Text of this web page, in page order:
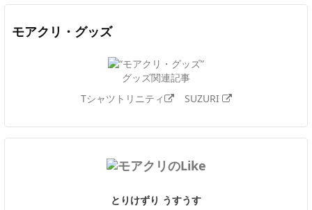
モアクリ・グッズ
グッズ関連記事
Tシャツトリニティ
SUZURI
とりけずり うすうす